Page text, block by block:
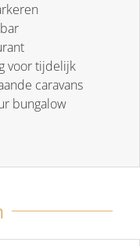
voor tijdelijk
caravans
bungalow